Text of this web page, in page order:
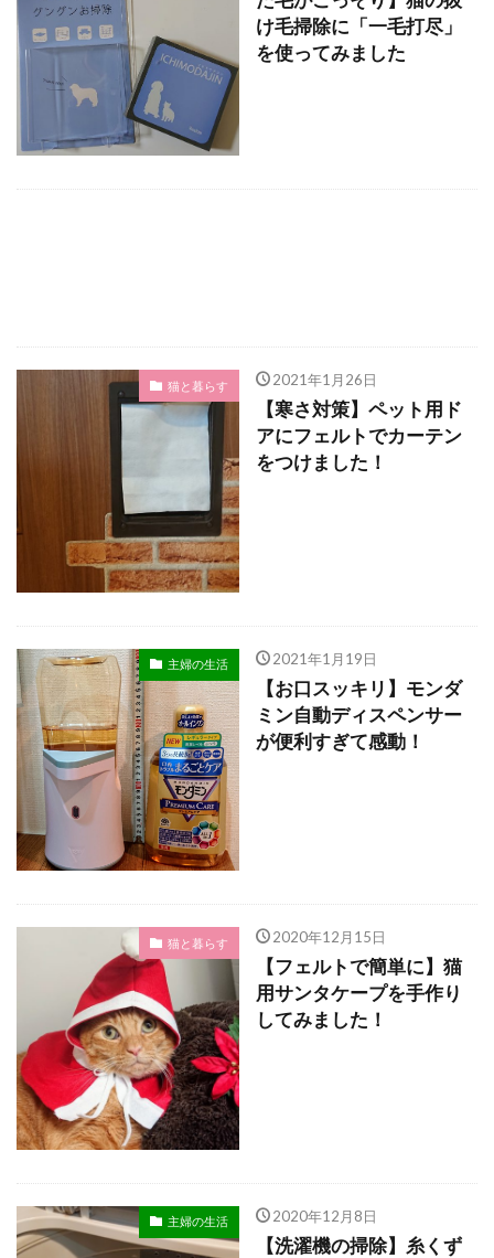
け毛掃除に「一毛打尽」
を使ってみました
猫と暮らす 2021年1月26日
【寒さ対策】ペット用ド
アにフェルトでカーテン
をつけました！
主婦の生活 2021年1月19日
【お口スッキリ】モンダ
ミン自動ディスペンサー
が便利すぎて感動！
猫と暮らす 2020年12月15日
【フェルトで簡単に】猫
用サンタケープを手作り
してみました！
主婦の生活 2020年12月8日
【洗濯機の掃除】糸くず